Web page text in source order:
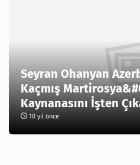
Seyran Ohanyan
Kaçmış
Kaynanasını İşten
10 yıl önce